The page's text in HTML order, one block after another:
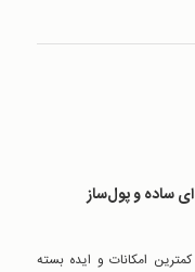
ساده و پول‌ساز
امکانات و ایده بسته